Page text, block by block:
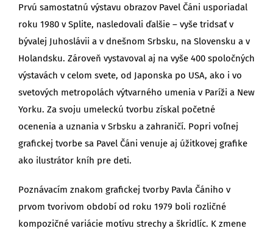
Prvú samostatnú výstavu obrazov Pavel Čáni usporiadal
roku 1980 v Splite, nasledovali ďalšie – vyše tridsať v
bývalej Juhoslávii a v dnešnom Srbsku, na Slovensku a v
Holandsku. Zároveň vystavoval aj na vyše 400 spoločných
výstavách v celom svete, od Japonska po USA, ako i vo
svetových metropolách výtvarného umenia v Paríži a New
Yorku. Za svoju umeleckú tvorbu získal početné
ocenenia a uznania v Srbsku a zahraničí. Popri voľnej
grafickej tvorbe sa Pavel Čáni venuje aj úžitkovej grafike
ako ilustrátor kníh pre deti.
Poznávacím znakom grafickej tvorby Pavla Čániho v
prvom tvorivom období od roku 1979 boli rozličné
kompozičné variácie motívu strechy a škridlíc. K zmene